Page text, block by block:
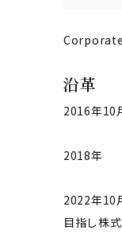
沿革
2016年
2018
2022年
目指し株